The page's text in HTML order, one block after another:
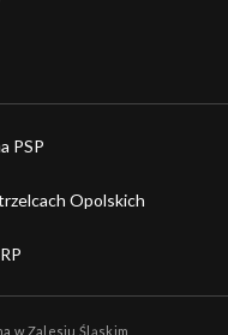
PSP
Opolskich
w Zalesiu Śląskim